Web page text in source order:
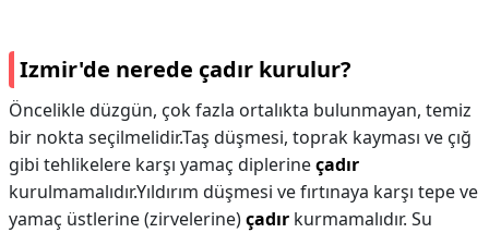
Izmir'de nerede çadır kurulur?
Öncelikle düzgün, çok fazla ortalıkta bulunmayan, temiz
bir nokta seçilmelidir.Taş düşmesi, toprak kayması ve çığ
gibi tehlikelere karşı yamaç diplerineçadır
kurulmamalıdır.Yıldırım düşmesi ve fırtınaya karşı tepe ve
yamaç üstlerine (zirvelerine)çadır kurmamalıdır. Su